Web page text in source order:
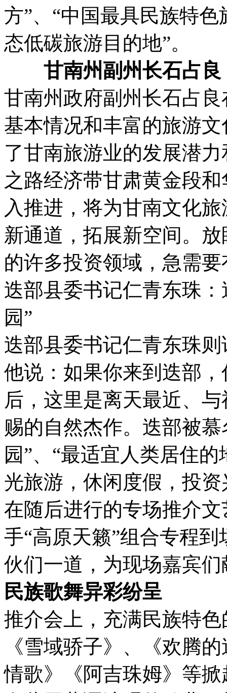
方”、“中国最具民族特
态低碳旅游目的地”。
甘南州副州长石占
甘南州政府副州长石占
基本情况和丰富的旅游
了甘南旅游业的发展潜
之路经济带甘肃黄金段
入推进，将为甘南文化
新通道，拓展新空间。
的许多投资领域，急需
迭部县委书记仁青东珠
园”
迭部县委书记仁青东珠
他说：如果你来到迭部
后，这里是离天最近、
赐的自然杰作。迭部被
园”、“最适宜人类居住
光旅游，休闲度假，投
在随后进行的专场推介
手“高原天籁”组合专程
伙们一道，为现场嘉宾
民族歌舞异彩纷呈
推介会上，充满民族特
《雪域骄子》、《欢腾
情歌》《阿吉珠姆》等